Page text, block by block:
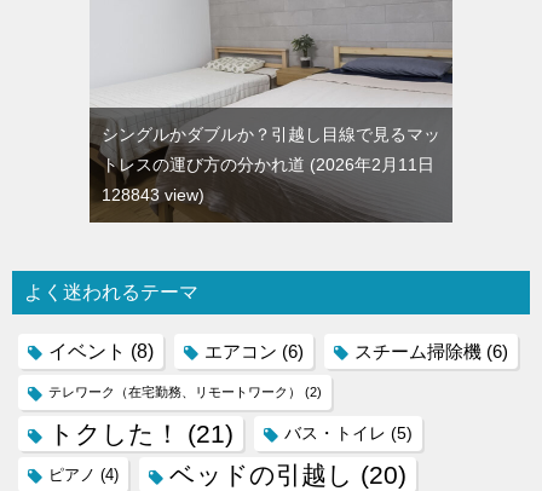
シングルかダブルか？引越し目線で見るマッ
トレスの運び方の分かれ道
2026年2月11日
128843 view
よく迷われるテーマ
イベント (8) エアコン (6) スチーム掃除機 (6)
テレワーク（在宅勤務、リモートワーク） (2)
トクした！ (21) バス・トイレ (5)
ピアノ (4) ベッドの引越し (20)